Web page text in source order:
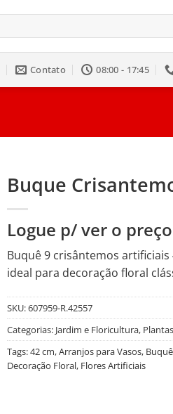
Contato 08:00 - 17:45
Buque
Logue p/ ver o preço
Buquê 9 crisântemos
ideal para decoração floral
SKU:607959-R.42557
Categorias: Jardim e Floricultura,
Tags:42 cm,Arranjos para Vasos,
Decoração Floral, Flores Artificiais